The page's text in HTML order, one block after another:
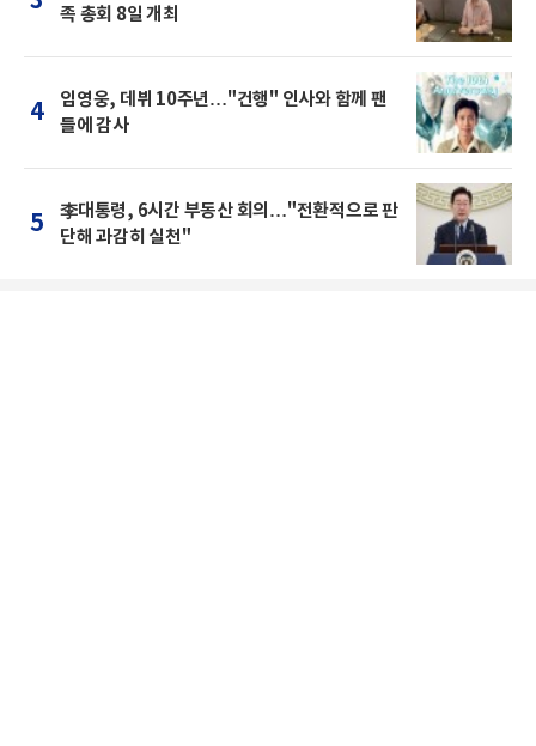
족 총회 8일 개최
4
임영웅, 데뷔 10주년…"건행" 인사와 함께 팬
들에 감사
5
李대통령, 6시간 부동산 회의…"전환적으로 판
단해 과감히 실천"